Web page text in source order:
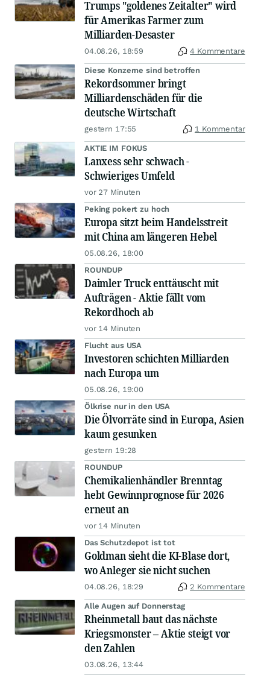
Trumps "goldenes Zeitalter" wird
für Amerikas Farmer zum
Milliarden-Desaster
04.08.26, 18:59 4 Kommentare
Diese Konzerne sind betroffen
Rekordsommer bringt
Milliardenschäden für die
deutsche Wirtschaft
gestern 17:55 1 Kommentar
AKTIE IM FOKUS
Lanxess sehr schwach -
Schwieriges Umfeld
vor 27 Minuten
Peking pokert zu hoch
Europa sitzt beim Handelsstreit
mit China am längeren Hebel
05.08.26, 18:00
ROUNDUP
Daimler Truck enttäuscht mit
Aufträgen - Aktie fällt vom
Rekordhoch ab
vor 14 Minuten
Flucht aus USA
Investoren schichten Milliarden
nach Europa um
05.08.26, 19:00
Ölkrise nur in den USA
Die Ölvorräte sind in Europa, Asien
kaum gesunken
gestern 19:28
ROUNDUP
Chemikalienhändler Brenntag
hebt Gewinnprognose für 2026
erneut an
vor 14 Minuten
Das Schutzdepot ist tot
Goldman sieht die KI-Blase dort,
wo Anleger sie nicht suchen
04.08.26, 18:29 2 Kommentare
Alle Augen auf Donnerstag
Rheinmetall baut das nächste
Kriegsmonster – Aktie steigt vor
den Zahlen
03.08.26, 13:44